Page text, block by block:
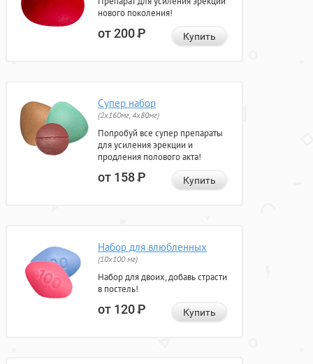
нового поколения!
от 200Р Купить
Супер набор
(2х160мг, 4х80мг)
Попробуй все супер препараты
для усиления эрекции и
продления полового акта!
от 158Р Купить
Набор для влюбленных
(10х100 мг)
Набор для двоих, добавь страсти
в постель!
от 120Р Купить